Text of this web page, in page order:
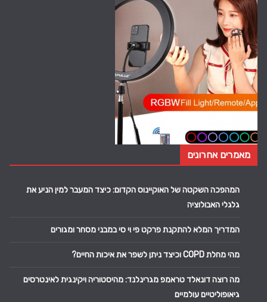
מאמרים אחרונים
המהפכה השקטה של האוקיינוס הקדום: כיצד המעבר למין הניע את
גלגלי האבולוציה
המדריך המלא להתקנת פרקט פי וי סי במבני מסחר ומגורים
מהי מחלת COPD וכיצד ניתן לשפר את איכות החיים?
מה רוצה דונאלד טראמפ מגרינלנד: מהיסטוריה ויקינגית לאינטרסים
גיאופוליטיים עולמיים